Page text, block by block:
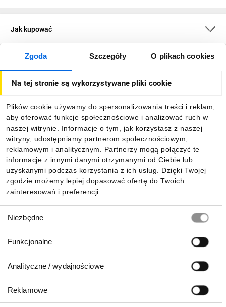
Zgoda Szczegóły O plikach cookies
Na tej stronie są wykorzystywane pliki cookie
Plików cookie używamy do spersonalizowania treści i reklam,
aby oferować funkcje społecznościowe i analizować ruch w
naszej witrynie. Informacje o tym, jak korzystasz z naszej
witryny, udostępniamy partnerom społecznościowym,
reklamowym i analitycznym. Partnerzy mogą połączyć te
informacje z innymi danymi otrzymanymi od Ciebie lub
uzyskanymi podczas korzystania z ich usług. Dzięki Twojej
zgodzie możemy lepiej dopasować ofertę do Twoich
zainteresowań i preferencji.
zgody
Niezbędne
Funkcjonalne
Analityczne / wydajnościowe
Reklamowe
Jak kupować
O firmie
Informacje
Pobierz naszą aplikację mobilną: